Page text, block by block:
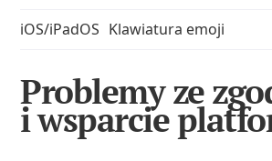
iOS/iPadOS Klawiatura emoji
Problemy ze
i wsparcie